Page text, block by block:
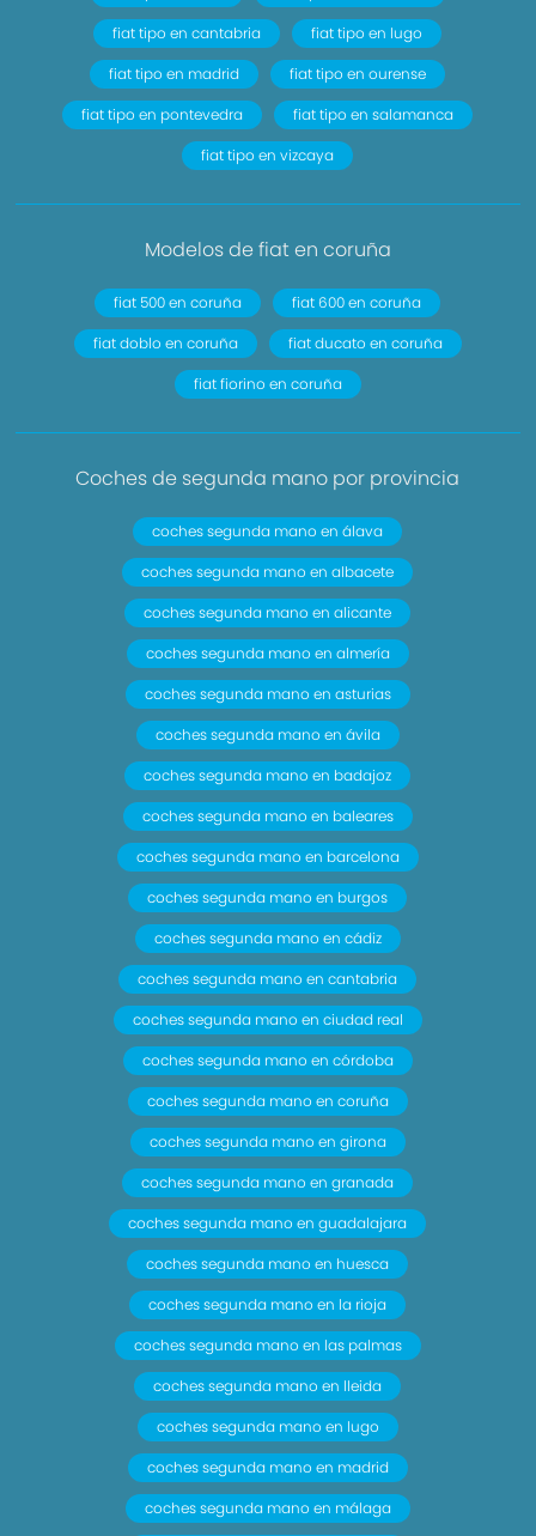
fiat tipo en cantabria
fiat tipo en lugo
fiat tipo en madrid
fiat tipo en ourense
fiat tipo en pontevedra
fiat tipo en salamanca
fiat tipo en vizcaya
Modelos de fiat en coruña
fiat 500 en coruña
fiat 600 en coruña
fiat doblo en coruña
fiat ducato en coruña
fiat fiorino en coruña
Coches de segunda mano por provincia
coches segunda mano en álava
coches segunda mano en albacete
coches segunda mano en alicante
coches segunda mano en almería
coches segunda mano en asturias
coches segunda mano en ávila
coches segunda mano en badajoz
coches segunda mano en baleares
coches segunda mano en barcelona
coches segunda mano en burgos
coches segunda mano en cádiz
coches segunda mano en cantabria
coches segunda mano en ciudad real
coches segunda mano en córdoba
coches segunda mano en coruña
coches segunda mano en girona
coches segunda mano en granada
coches segunda mano en guadalajara
coches segunda mano en huesca
coches segunda mano en la rioja
coches segunda mano en las palmas
coches segunda mano en lleida
coches segunda mano en lugo
coches segunda mano en madrid
coches segunda mano en málaga